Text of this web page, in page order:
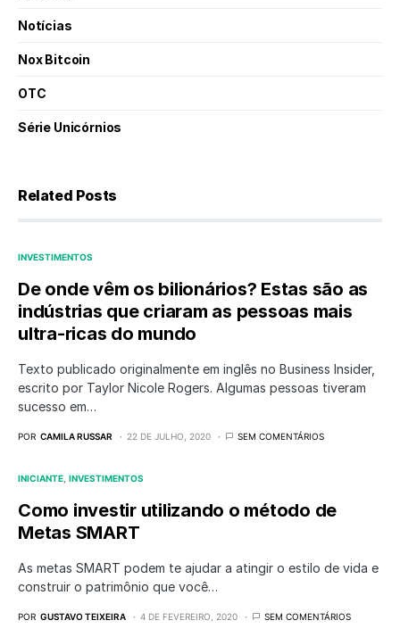
Notícias
Nox Bitcoin
OTC
Série Unicórnios
Related Posts
INVESTIMENTOS
De onde vêm os bilionários? Estas são as
indústrias que criaram as pessoas mais
ultra-ricas do mundo
Texto publicado originalmente em inglês no Business Insider,
escrito por Taylor Nicole Rogers. Algumas pessoas tiveram
sucesso em…
POR CAMILA RUSSAR 22 DE JULHO, 2020 SEM COMENTÁRIOS
INICIANTE INVESTIMENTOS
Como investir utilizando o método de
Metas SMART
As metas SMART podem te ajudar a atingir o estilo de vida e
construir o patrimônio que você…
POR GUSTAVO TEIXEIRA 4 DE FEVEREIRO, 2020 SEM COMENTÁRIOS